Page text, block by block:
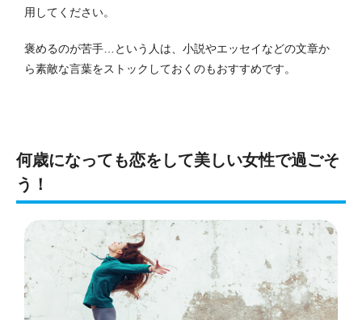
用してください。
褒めるのが苦手…という人は、小説やエッセイなどの文章か
ら素敵な言葉をストックしておくのもおすすめです。
何歳になっても恋をして美しい女性で過ごそ
う！